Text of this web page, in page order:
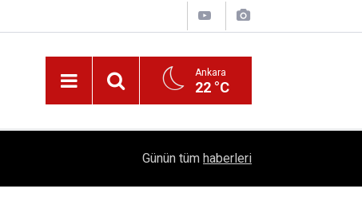
Ankara
22 °C
1504 Kep, Tek Bir Hedef: Bilim Kenti Çubuk
Günün tüm haberleri